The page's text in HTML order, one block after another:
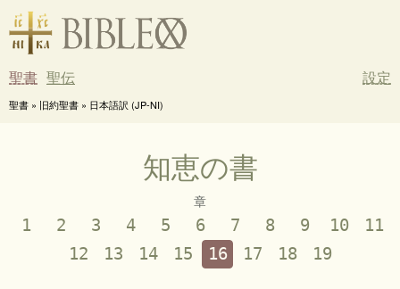
聖書 聖伝 設定
聖書 » 旧約聖書 » 日本語訳 (JP-NI)
知恵の書
章
1 2 3 4 5 6 7 8 9 10
11
12
13 14 15 16 17 18 19